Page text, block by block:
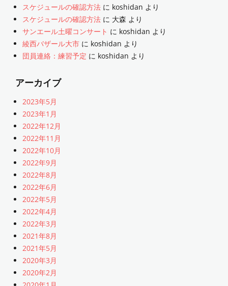
スケジュールの確認方法 に koshidan より
スケジュールの確認方法 に 大森 より
サンエール土曜コンサート に koshidan より
綾西バザール大市 に koshidan より
団員連絡：練習予定 に koshidan より
アーカイブ
2023年5月
2023年1月
2022年12月
2022年11月
2022年10月
2022年9月
2022年8月
2022年6月
2022年5月
2022年4月
2022年3月
2021年8月
2021年5月
2020年3月
2020年2月